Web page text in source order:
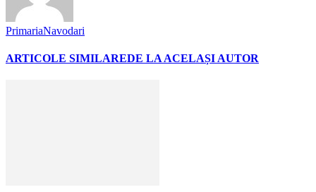
PrimariaNavodari
ARTICOLE SIMILAREDE LA ACELAȘI AUTOR